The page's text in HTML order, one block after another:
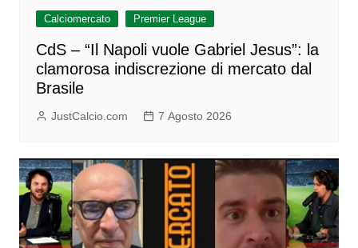
Calciomercato Premier League
CdS – “Il Napoli vuole Gabriel Jesus”: la
clamorosa indiscrezione di mercato dal
Brasile
JustCalcio.com 7 Agosto 2026